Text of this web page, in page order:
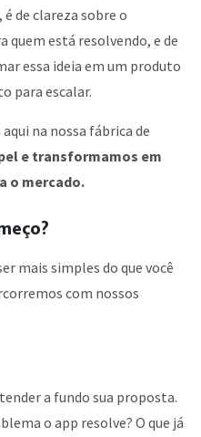
é de clareza sobre o
quem está resolvendo, e de
essa ideia em um produto
para escalar.
na nossa fábrica de
e transformamos em
o mercado.
mais simples do que você
com nossos
a fundo sua proposta.
o app resolve? O que já